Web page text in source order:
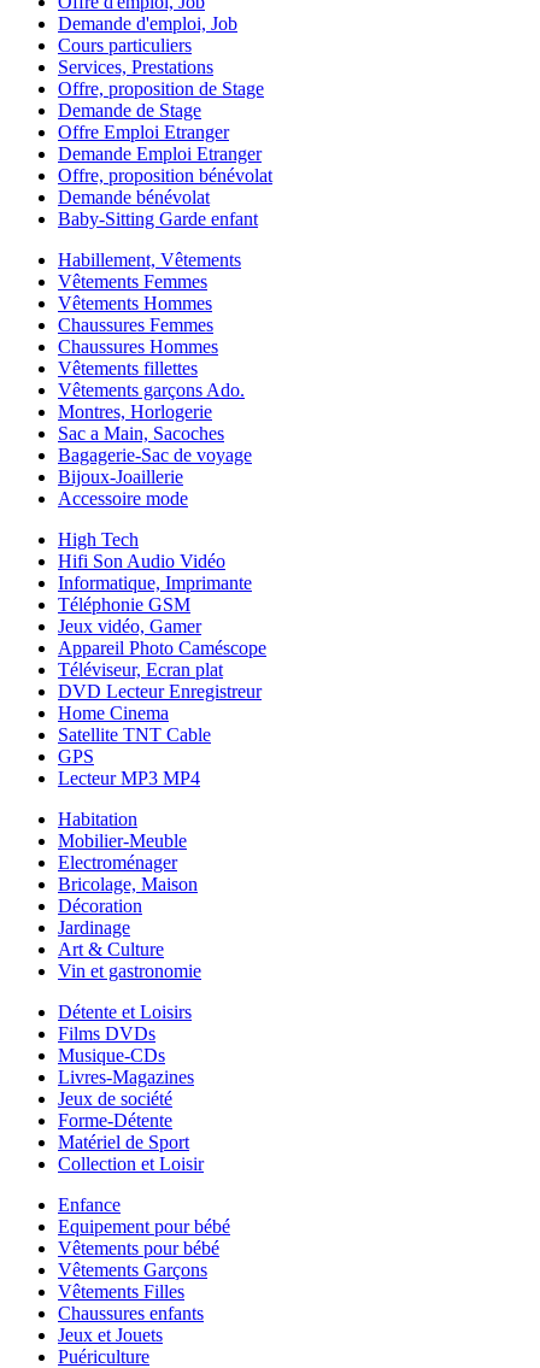
Demande d'emploi, Job
Cours particuliers
Services, Prestations
Offre, proposition de Stage
Demande de Stage
Offre Emploi Etranger
Demande Emploi Etranger
Offre, proposition bénévolat
Demande bénévolat
Baby-Sitting Garde enfant
Habillement, Vêtements
Vêtements Femmes
Vêtements Hommes
Chaussures Femmes
Chaussures Hommes
Vêtements fillettes
Vêtements garçons Ado.
Montres, Horlogerie
Sac a Main, Sacoches
Bagagerie-Sac de voyage
Bijoux-Joaillerie
Accessoire mode
High Tech
Hifi Son Audio Vidéo
Informatique, Imprimante
Téléphonie GSM
Jeux vidéo, Gamer
Appareil Photo Caméscope
Téléviseur, Ecran plat
DVD Lecteur Enregistreur
Home Cinema
Satellite TNT Cable
GPS
Lecteur MP3 MP4
Habitation
Mobilier-Meuble
Electroménager
Bricolage, Maison
Décoration
Jardinage
Art & Culture
Vin et gastronomie
Détente et Loisirs
Films DVDs
Musique-CDs
Livres-Magazines
Jeux de société
Forme-Détente
Matériel de Sport
Collection et Loisir
Enfance
Equipement pour bébé
Vêtements pour bébé
Vêtements Garçons
Vêtements Filles
Chaussures enfants
Jeux et Jouets
Puériculture